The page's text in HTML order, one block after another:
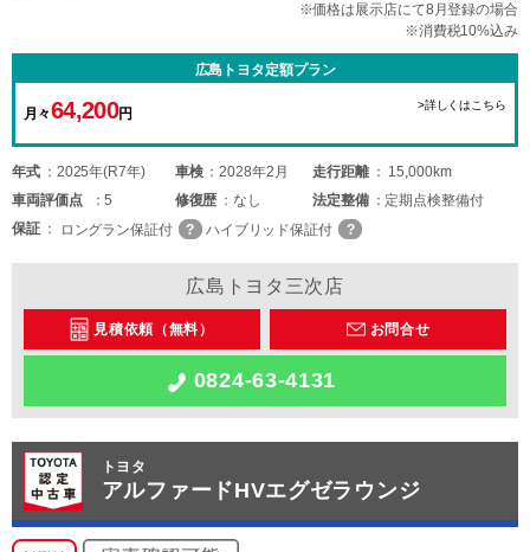
※価格は展示店にて8月登録の場合
※消費税10%込み
広島トヨタ定額プラン
月々64,200円
>詳しくはこちら
年式 2025年(R7年) 車検 2028年2月 走行距離
15,000km
車両評価点 5 修復歴 なし 法定整備
定期点検整備付
保証
ロングラン保証付 ハイブリッド保証付
広島トヨタ三次店
見積依頼（無料） お問合せ
0824-63-4131
トヨタ
アルファードHVエグゼラウンジ